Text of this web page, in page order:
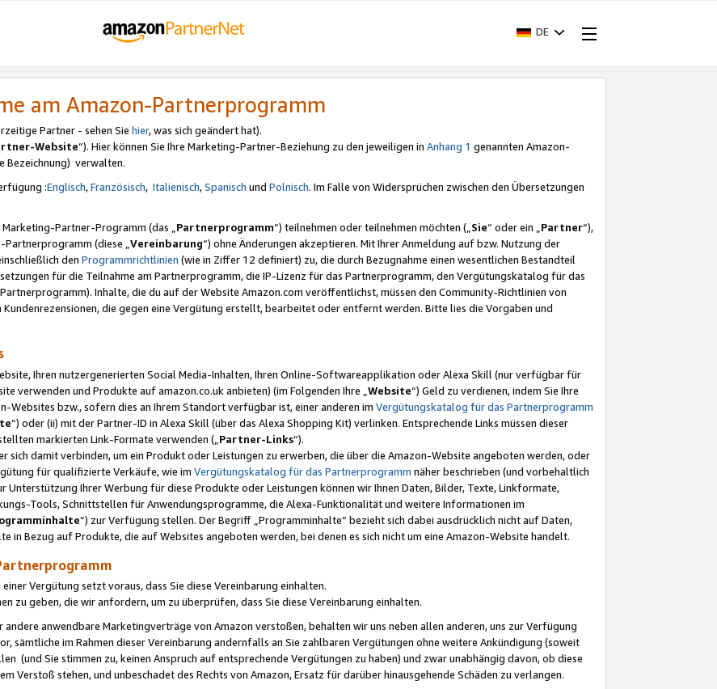
DE
am Amazon-Partnerprogramm
Partner - sehen Sie hier, was sich geändert hat).
Website“). Hier können Sie Ihre Marketing-Partner-Beziehung zu den jeweiligen in Anhang 1 genannten Amazon-
Bezeichnung) verwalten.
:Englisch,Französisch, Italienisch,Spanisch und Polnisch. Im Falle von Widersprüchen zwischen den Übersetzungen
Partner-Programm (das „Partnerprogramm“) teilnehmen oder teilnehmen möchten („Sie“ oder ein „Partner“),
Partnerprogramm (diese „Vereinbarung“) ohne Änderungen akzeptieren. Mit Ihrer Anmeldung auf bzw. Nutzung der
den Programmrichtlinien (wie in Ziffer 12 definiert) zu, die durch Bezugnahme einen wesentlichen Bestandteil
für die Teilnahme am Partnerprogramm, die IP-Lizenz für das Partnerprogramm, den Vergütungskatalog für das
Inhalte, die du auf der Website Amazon.com veröffentlichst, müssen den Community-Richtlinien von
die gegen eine Vergütung erstellt, bearbeitet oder entfernt werden. Bitte lies die Vorgaben und
Ihren nutzergenerierten Social Media-Inhalten, Ihren Online-Softwareapplikation oder Alexa Skill (nur verfügbar für
verwenden und Produkte auf amazon.co.uk anbieten) (im Folgenden Ihre „ Website“) Geld zu verdienen, indem Sie Ihre
Websites bzw., sofern dies an Ihrem Standort verfügbar ist, einer anderen im Vergütungskatalog für das Partnerprogramm
“) oder (ii) mit der Partner-ID in Alexa Skill (über das Alexa Shopping Kit) verlinken. Entsprechende Links müssen dieser
markierten Link-Formate verwenden („ Partner-Links“).
sich damit verbinden, um ein Produkt oder Leistungen zu erwerben, die über die Amazon-Website angeboten werden, oder
für qualifizierte Verkäufe, wie im Vergütungskatalog für das Partnerprogramm näher beschrieben (und vorbehaltlich
Ihrer Werbung für diese Produkte oder Leistungen können wir Ihnen Daten, Bilder, Texte, Linkformate,
Tools, Schnittstellen für Anwendungsprogramme, die Alexa-Funktionalität und weitere Informationen im
“) zur Verfügung stellen. Der Begriff „Programminhalte“ bezieht sich dabei ausdrücklich nicht auf Daten,
in Bezug auf Produkte, die auf Websites angeboten werden, bei denen es sich nicht um eine Amazon-Website handelt.
Vergütung setzt voraus, dass Sie diese Vereinbarung einhalten.
zu geben, die wir anfordern, um zu überprüfen, dass Sie diese Vereinbarung einhalten.
andere anwendbare Marketingverträge von Amazon verstoßen, behalten wir uns neben allen anderen, uns zur Verfügung
sämtliche im Rahmen dieser Vereinbarung andernfalls an Sie zahlbaren Vergütungen ohne weitere Ankündigung (soweit
(und Sie stimmen zu, keinen Anspruch auf entsprechende Vergütungen zu haben) und zwar unabhängig davon, ob diese
Verstoß stehen, und unbeschadet des Rechts von Amazon, Ersatz für darüber hinausgehende Schäden zu verlangen.